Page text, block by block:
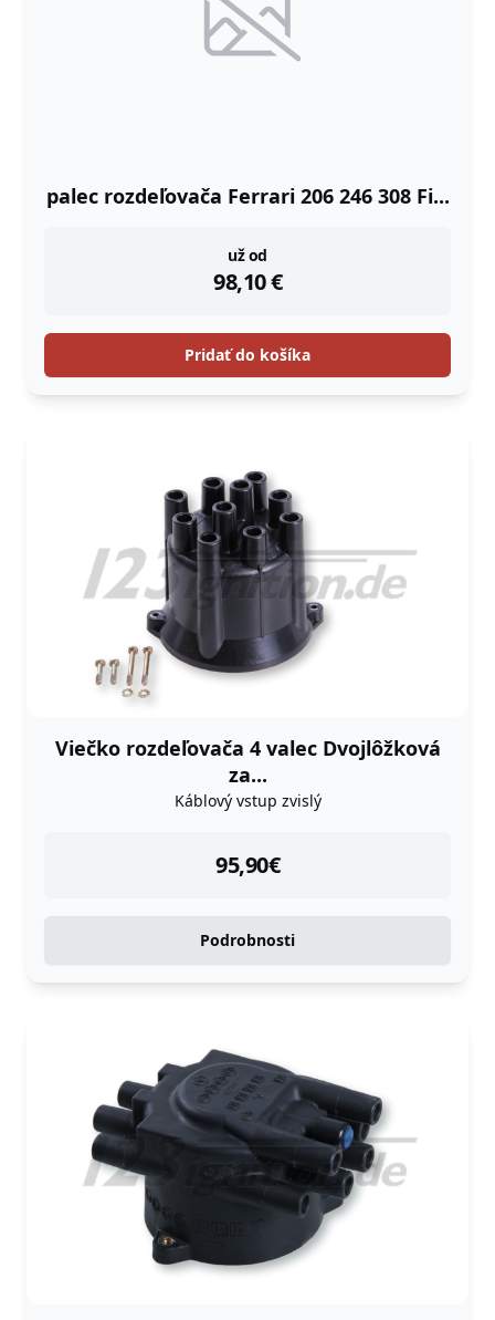
palec rozdeľovača Ferrari 206 246 308 Fi...
už od
98,10€
instock
Pridať do košíka
Viečko rozdeľovača 4 valec Dvojlôžková
za...
Káblový vstup zvislý
95,90€
instock
Podrobnosti